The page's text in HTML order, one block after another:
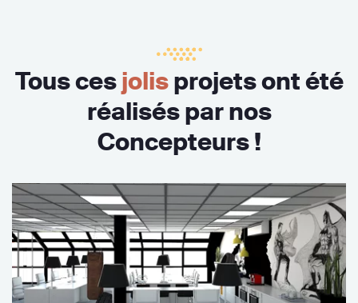
Tous cesjolisprojets ont été
réalisés par nos
Concepteurs !